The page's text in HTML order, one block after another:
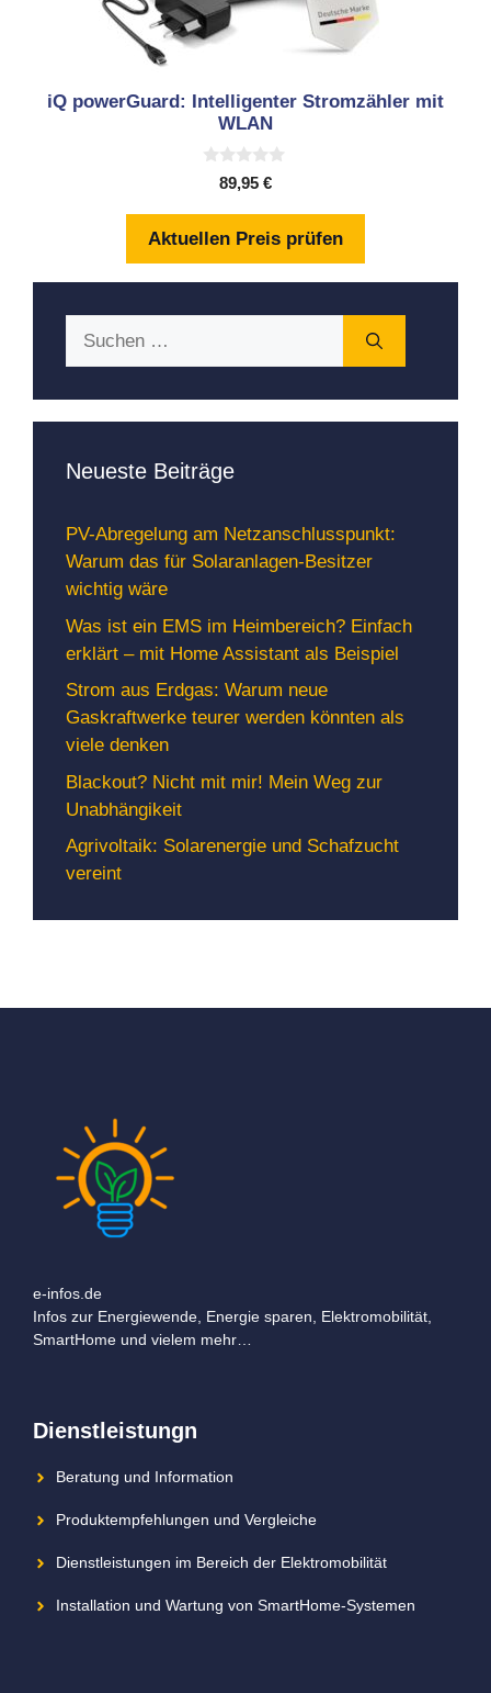
iQ powerGuard: Intelligenter Stromzähler mit
WLAN
5
89,95 €
Aktuellen Preis prüfen
Neueste Beiträge
PV-Abregelung am Netzanschlusspunkt:
Warum das für Solaranlagen-Besitzer
wichtig wäre
Was ist ein EMS im Heimbereich? Einfach
erklärt – mit Home Assistant als Beispiel
Strom aus Erdgas: Warum neue
Gaskraftwerke teurer werden könnten als
viele denken
Blackout? Nicht mit mir! Mein Weg zur
Unabhängikeit
Agrivoltaik: Solarenergie und Schafzucht
vereint
e-infos.de
Infos zur Energiewende, Energie sparen, Elektromobilität,
SmartHome und vielem mehr…
Dienstleistungn
Beratung und Information
Produktempfehlungen und Vergleiche
Dienstleistungen im Bereich der Elektromobilität
Installation und Wartung von SmartHome-Systemen